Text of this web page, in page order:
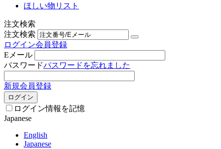
ほしい物リスト
注文検索
注文検索
ログイン会員登録
Eメール
パスワードパスワードを忘れました
新規会員登録
ログイン
ログイン情報を記憶
Japanese
English
Japanese